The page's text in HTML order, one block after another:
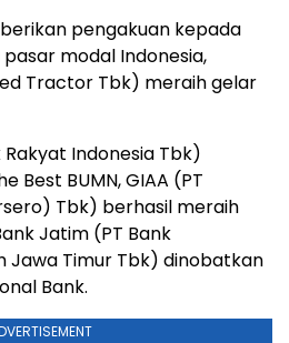
pengakuan kepada
modal Indonesia,
Tractor Tbk) meraih gelar
Rakyat Indonesia Tbk)
Best BUMN, GIAA (PT
Tbk) berhasil meraih
Jatim (PT Bank
Jawa Timur Tbk) dinobatkan
Bank.